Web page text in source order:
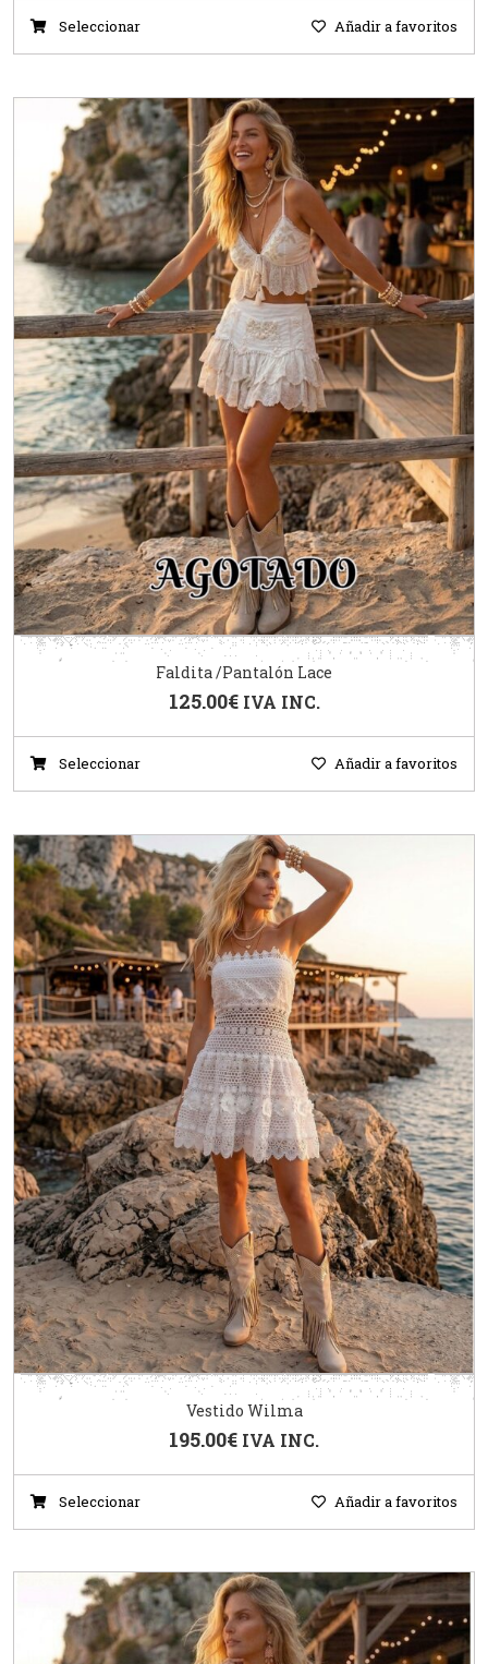
Seleccionar Añadir a favoritos
Faldita /Pantalón Lace
125.00€ IVA INC.
Seleccionar Añadir a favoritos
Vestido Wilma
195.00€ IVA INC.
Seleccionar Añadir a favoritos